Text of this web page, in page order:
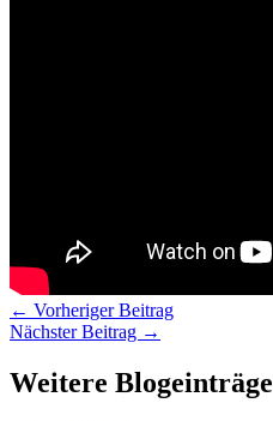
← Vorheriger Beitrag
Nächster Beitrag →
Weitere Blogeinträge